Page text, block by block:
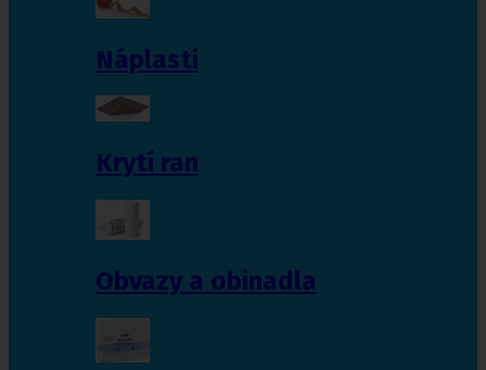
Náplasti
Krytí ran
Obvazy a obinadla